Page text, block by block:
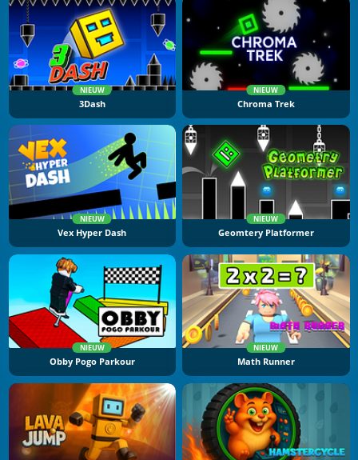
NIEUW
3Dash
NIEUW
Chroma Trek
NIEUW
Vex Hyper Dash
NIEUW
Geomtery Platformer
NIEUW
Obby Pogo Parkour
NIEUW
Math Runner